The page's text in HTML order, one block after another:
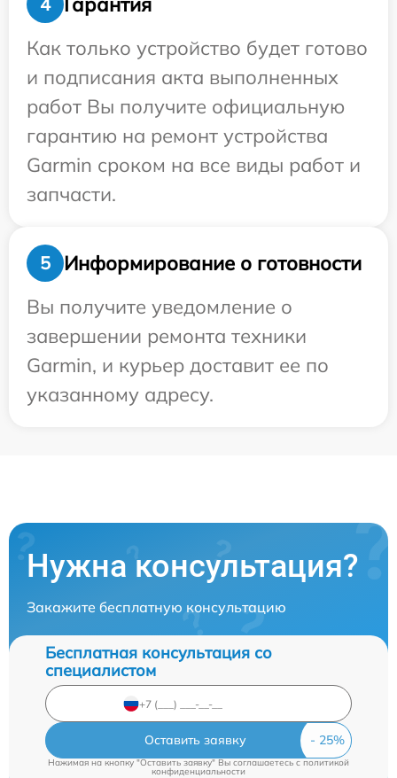
Как только устройство будет готово
и подписания акта выполненных
работ Вы получите официальную
гарантию на ремонт устройства
Garmin сроком на все виды работ и
запчасти.
5
Информирование о готовности
Вы получите уведомление о
завершении ремонта техники
Garmin, и курьер доставит ее по
указанному адресу.
Нужна консультация?
Закажите бесплатную консультацию
Бесплатная консультация со
специалистом
Оставить заявку
Нажимая на кнопку "Оставить заявку" Вы соглашаетесь cполитикой
конфиденциальности